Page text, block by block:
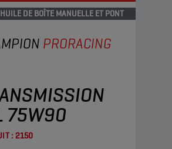
HUILE DE BOÎTE MANUELLE ET PONT
PRORACING
75W90
: 2150